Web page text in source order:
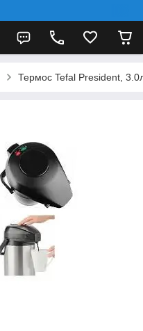
Термос Tefal President,